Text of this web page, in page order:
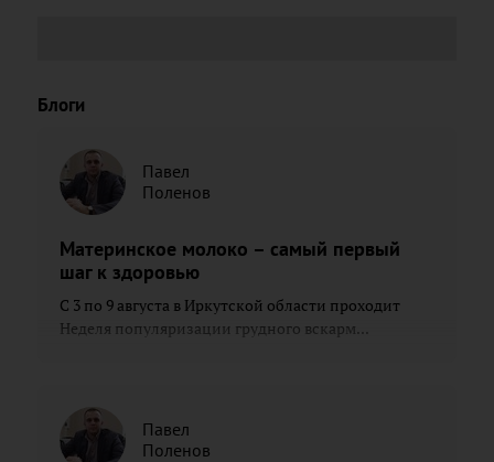
Блоги
Павел
Поленов
Материнское молоко – самый первый
шаг к здоровью
С 3 по 9 августа в Иркутской области проходит
Неделя популяризации грудного вскарм...
Павел
Поленов